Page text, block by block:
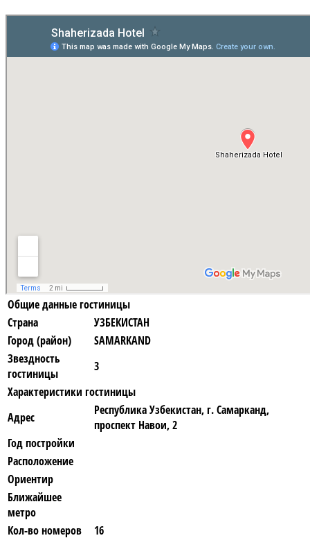
Общие данные гостиницы
Страна
УЗБЕКИСТАН
Город (район)
SAMARKAND
Звездность
гостиницы
3
Характеристики гостиницы
Адрес
Республика Узбекистан, г. Самарканд,
проспект Навои, 2
Год постройки
Расположение
Ориентир
Ближайшее
метро
Кол-во номеров
16